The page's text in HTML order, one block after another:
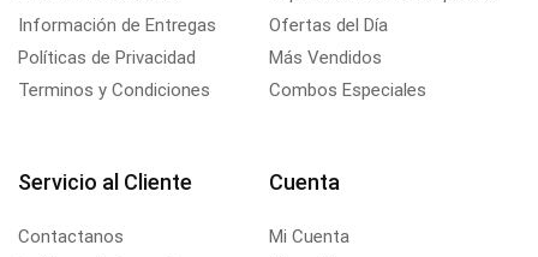
Información de Entregas
Políticas de Privacidad
Terminos y Condiciones
Ofertas del Día
Más Vendidos
Combos Especiales
Servicio al Cliente
Contactanos
Cuenta
Mi Cuenta